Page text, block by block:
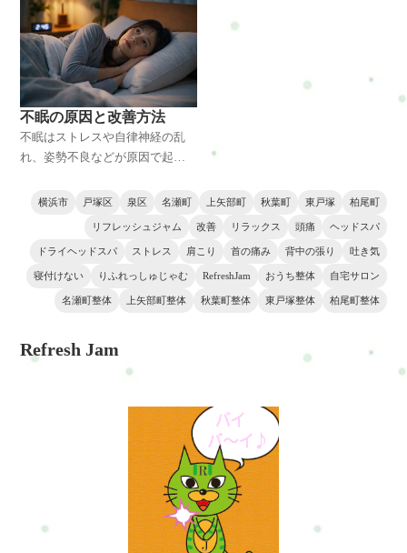
楽しくないので悩んでいる ◆家
族や友人に迷惑をかけているの
ではないかと悩んでいる ◆不眠
◆自律神経の乱れで悩んでいる
不眠の原因と改善方法
不眠はストレスや自律神経の乱
れ、姿勢不良などが原因で起こ
の筋肉の緊張は睡眠の質を低下
整体による改善方法を整体師の
視点で解説します。横浜・戸塚
周辺で睡眠の質に悩む方にも役
横浜市 戸塚区 泉区 名瀬町 上矢部町 秋葉町 東戸塚 柏尾町
リフレッシュジャム 改善 リラックス 頭痛 ヘッドスパ
ドライヘッドスパ ストレス 肩こり 首の痛み 背中の張り 吐き気
寝付けない りふれっしゅじゃむ RefreshJam おうち整体 自宅サロン
名瀬町整体 上矢部町整体 秋葉町整体 東戸塚整体 柏尾町整体
Refresh Jam